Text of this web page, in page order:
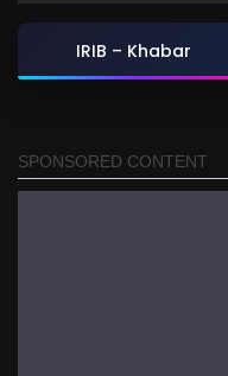
IRIB – Khabar